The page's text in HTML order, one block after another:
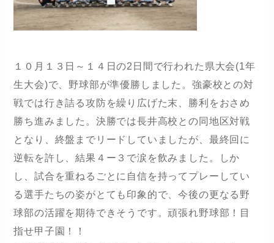
１０月１３日～１４日の2日間で行われた県大会(1年
生大会)で、野球部が準優勝しました。強豪校との対
戦では行き詰る攻防を繰り広げた末、勝利をおさめ
勝ち進みました。決勝では長井高校との同地区対戦
となり、終盤までリードしていましたが、最終回に
逆転を許し、結果４ー３で涙を飲みました。しか
し、試合を重ねるごとに自信を持ってプレーしてい
る選手たちの姿がとても印象的で、今後の更なる野
球部の活躍を期待できそうです。頑張れ野球部！目
指せ甲子園！！